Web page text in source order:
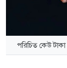
পরিচিত কেউ